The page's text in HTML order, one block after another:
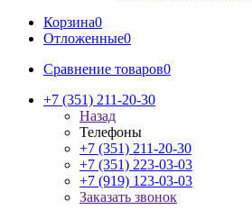
Корзина0
Отложенные0
Сравнение товаров0
+7 (351) 211-20-30
Назад
Телефоны
+7 (351) 211-20-30
+7 (351) 223-03-03
+7 (919) 123-03-03
Заказать звонок